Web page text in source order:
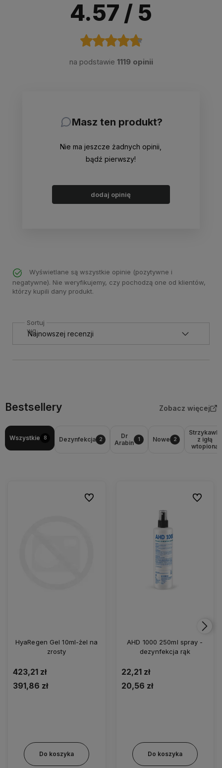
4.57 / 5
na podstawie 1119 opinii
Masz ten produkt?
Nie ma jeszcze żadnych opinii,
bądź pierwszy!
dodaj opinię
Wyświetlane są wszystkie opinie (pozytywne i
negatywne). Nie weryfikujemy, czy pochodzą one od klientów,
którzy kupili dany produkt.
Sortuj
wg
Bestsellery Zobacz więcej
Wszystkie 8 Dezynfekcja 2
Dr
Arabin 1 Nowe 2
Strzykawki
z igłą
wtopioną
HyaRegen Gel 10ml-żel na
zrosty
423,21 zł
391,86 zł
Do koszyka
Do ulubionych
AHD 1000 250ml spray -
dezynfekcja rąk
22,21 zł
20,56 zł
Do koszyka
Do